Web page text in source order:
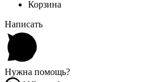
Корзина
Написать
Нужна помощь?